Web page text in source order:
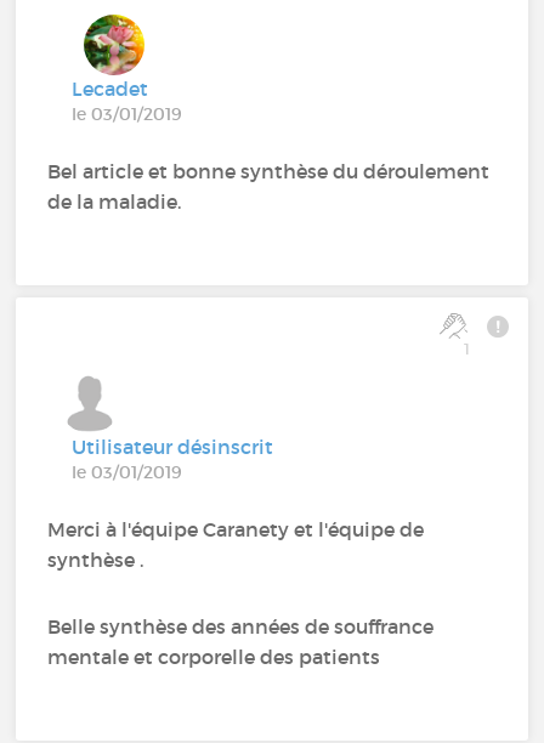
Lecadet
le 03/01/2019
Bel article et bonne synthèse du déroulement
de la maladie.
1
Utilisateur désinscrit
le 03/01/2019
Merci à l'équipe Caranety et l'équipe de
synthèse .
Belle synthèse des années de souffrance
mentale et corporelle des patients